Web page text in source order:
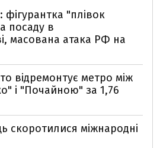
"плівок
посаду в
масована атака РФ на
відремонтує метро між
і "Почайною" за 1,76
скоротилися міжнародні